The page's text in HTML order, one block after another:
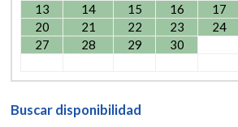
13
14 15 16 17
20
21 22 23 24
27
28 29 30
Buscar disponibilidad